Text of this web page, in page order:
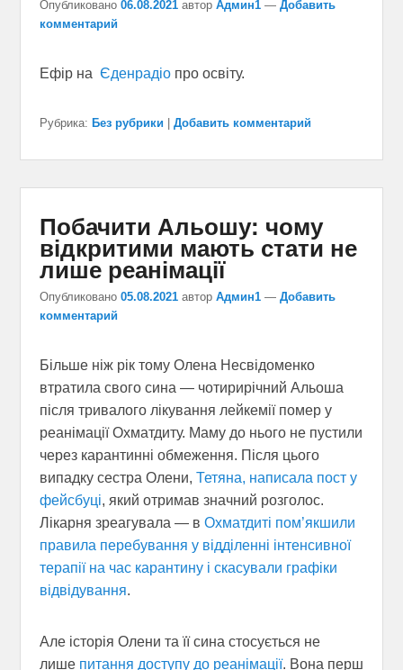
Опубликовано 06.08.2021 автор Админ1 — Добавить
комментарий
Ефір на Єденрадіопро освіту.
Рубрика: Без рубрики Добавить комментарий
Побачити Альошу: чому
відкритими мають стати не
лише реанімації
Опубликовано 05.08.2021 автор Админ1 — Добавить
комментарий
Більше ніж рік тому Олена Несвідоменко
втратила свого сина — чотирирічний Альоша
після тривалого лікування лейкемії помер у
реанімації Охматдиту. Маму до нього не пустили
через карантинні обмеження. Після цього
випадку сестра Олени, Тетяна, написала пост у
фейсбуці, який отримав значний розголос.
Лікарня зреагувала — в Охматдиті пом’якшили
правила перебування у відділенні інтенсивної
терапії на час карантину і скасували графіки
відвідування.
Але історія Олени та її сина стосується не
лише питання доступу до реанімації. Вона перш